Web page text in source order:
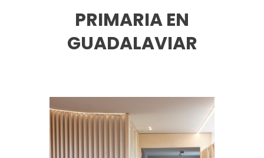
PRIMARIA EN
GUADALAVIAR